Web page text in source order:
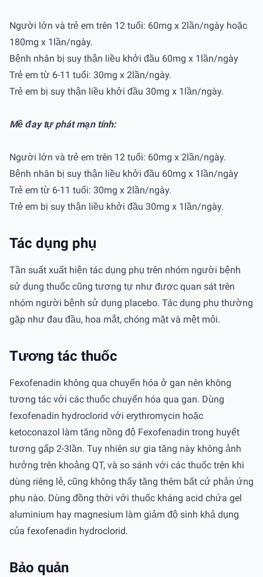
Người lớn và trẻ em trên 12 tuổi: 60mg x 2lần/ngày hoặc
180mg x 1lần/ngày.
Bệnh nhân bị suy thận liều khởi đầu 60mg x 1lần/ngày
Trẻ em từ 6-11 tuổi: 30mg x 2lần/ngày.
Trẻ em bị suy thận liều khởi đầu 30mg x 1lần/ngày.
Mề đay tự phát mạn tính:
Người lớn và trẻ em trên 12 tuổi: 60mg x 2lần/ngày.
Bệnh nhân bị suy thận liều khởi đầu 60mg x 1lần/ngày
Trẻ em từ 6-11 tuổi: 30mg x 2lần/ngày.
Trẻ em bị suy thận liều khởi đầu 30mg x 1lần/ngày.
Tác dụng phụ
Tần suất xuất hiện tác dụng phụ trên nhóm người bệnh
sử dụng thuốc cũng tương tự như được quan sát trên
nhóm người bệnh sử dụng placebo. Tác dụng phụ thường
gặp như đau đầu, hoa mắt, chóng mặt và mệt mỏi.
Tương tác thuốc
Fexofenadin không qua chuyển hóa ở gan nên không
tương tác với các thuốc chuyển hóa qua gan. Dùng
fexofenadin hydroclorid với erythromycin hoặc
ketoconazol làm tăng nồng độ Fexofenadin trong huyết
tương gấp 2-3lần. Tuy nhiên sự gia tăng này không ảnh
hưởng trên khoảng QT, và so sánh với các thuốc trên khi
dùng riêng lẻ, cũng không thấy tăng thêm bất cứ phản ứng
phụ nào. Dùng đồng thời với thuốc kháng acid chứa gel
aluminium hay magnesium làm giảm độ sinh khả dụng
của fexofenadin hydroclorid.
Bảo quản